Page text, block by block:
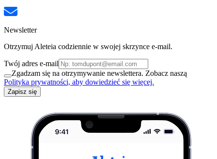
Newsletter
Otrzymuj Aleteia codziennie w swojej skrzynce e-mail.
Twój adres e-mail
Zgadzam się na otrzymywanie newslettera. Zobacz naszą
Polityka prywatności, aby dowiedzieć się więcej.
Zapisz się